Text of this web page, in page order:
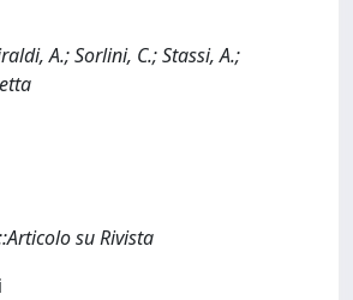
A.; Sorlini, C.; Stassi, A.;
su Rivista